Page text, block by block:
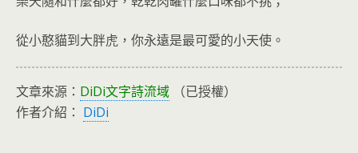
從小憨貓到大胖虎，你永遠是最可愛的小天使。
文章來源： DiDi文字詩流域 （已授權）
作者介紹： DiDi